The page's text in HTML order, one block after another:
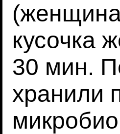
кусочка
30 мин.
хранили